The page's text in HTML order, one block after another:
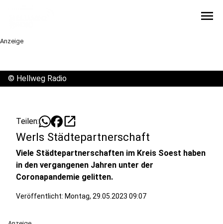
menu
Anzeige
© Hellweg Radio
Teilen: open_in_new
Werls Städtepartnerschaft
Viele Städtepartnerschaften im Kreis Soest haben
in den vergangenen Jahren unter der
Coronapandemie gelitten.
Veröffentlicht: Montag, 29.05.2023 09:07